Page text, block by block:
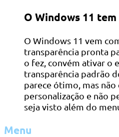
O Windows 11
O Windows 11 vem
transparência pronta
o fez, convém ativar o
transparência padrão
parece ótimo, mas não
personalização e não
seja visto além do
Menu